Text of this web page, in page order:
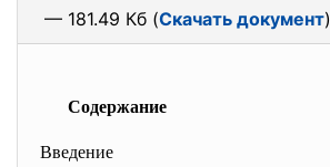
— 181.49 Кб (Скачать документ)
Содержание
Введение